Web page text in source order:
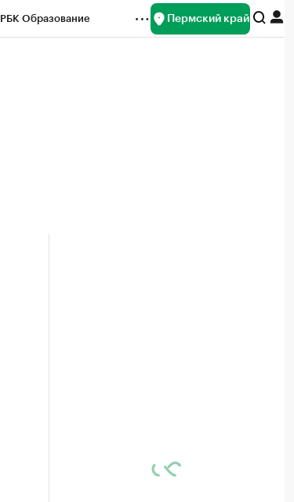
РБК Образование Пермский край